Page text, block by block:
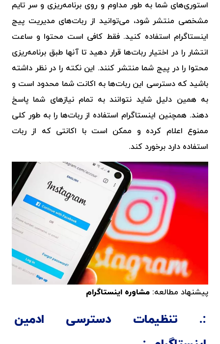
استوری‌های شما به طور مداوم و روی برنامه‌ریزی و سر تایم
مشخصی منتشر شود، می‌توانید از ربات‌های مدیریت پیج
اینستاگرام استفاده کنید. فقط کافی ا‌ست محتوا و ساعت
انتشار را در اختیار ربات‌ها قرار دهید تا آنها طبق برنامه‌ریزی
محتوا را در پیج شما منتشر کنند. این نکته را در نظر داشته
باشید که دسترسی این ربات‌ها به اکانت شما محدود است و
به همین دلیل شاید نتوانند به تمام نیازهای شما پاسخ
دهند. همچنین اینستاگرام استفاده از ربات‌ها را به طور کلی
ممنوع اعلام کرده و ممکن است با اکانتی که از ربات
استفاده دارد برخورد کند.
پیشنهاد مطالعه: مشاوره اینستاگرام
تنظیمات دسترسی ادمین